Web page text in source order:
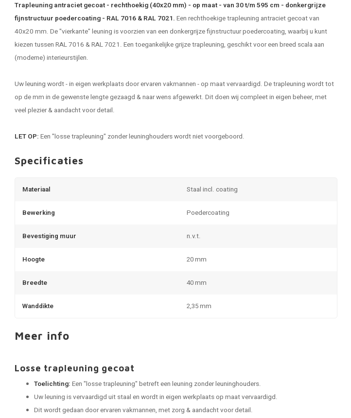
Trapleuning antraciet gecoat - rechthoekig (40x20 mm) - op maat - van 30 t/m 595 cm - donkergrijze
fijnstructuur poedercoating - RAL 7016 & RAL 7021. Een rechthoekige trapleuning antraciet gecoat van
40x20 mm. De "vierkante" leuning is voorzien van een donkergrijze fijnstructuur poedercoating, waarbij u kunt
kiezen tussen RAL 7016 & RAL 7021. Een toegankelijke grijze trapleuning, geschikt voor een breed scala aan
(moderne) interieurstijlen.
Uwleuning wordt - in eigen werkplaats door ervaren vakmannen - op maat vervaardigd. De trapleuning wordt tot
op de mm in de gewenste lengte gezaagd & naar wens afgewerkt. Dit doen wij compleet in eigen beheer, met
veel plezier & aandacht voor detail.
LET OP: Een "losse trapleuning" zonder leuninghouders wordt niet voorgeboord.
Specificaties
Materiaal Staal incl. coating
Bewerking Poedercoating
Bevestiging muur n.v.t.
Hoogte 20 mm
Breedte 40 mm
Wanddikte 2,35 mm
Meer info
Losse trapleuning gecoat
Toelichting: Een "losse trapleuning" betreft een leuning zonder leuninghouders.
Uw leuning is vervaardigd uit staal en wordt in eigen werkplaats op maat vervaardigd.
Dit wordt gedaan door ervaren vakmannen, met zorg & aandacht voor detail.